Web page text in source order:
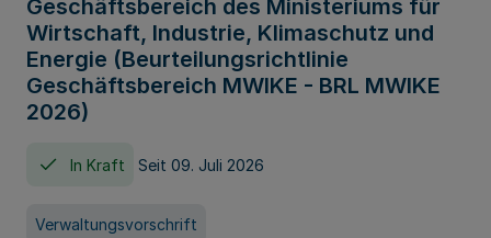
Geschäftsbereich des Ministeriums für
Wirtschaft, Industrie, Klimaschutz und
Energie (Beurteilungsrichtlinie
Geschäftsbereich MWIKE - BRL MWIKE
2026)
In Kraft Seit 09. Juli 2026
Verwaltungsvorschrift